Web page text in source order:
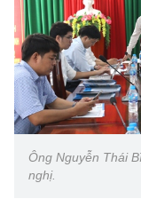
Năng lượng
Nhiệm vụ trọng
Chọn ngôn ngữ
Ông Nguyễn Thái
nghị.